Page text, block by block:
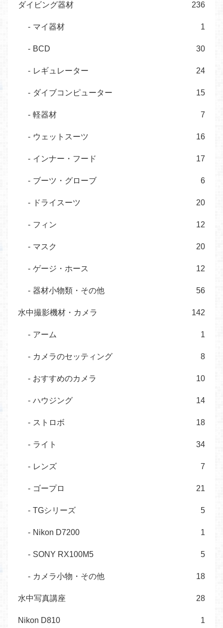
ダイビング器材 236
マイ器材 1
BCD 30
レギュレーター 24
ダイブコンピューター 15
軽器材 7
ウェットスーツ 16
インナー・フード 17
ブーツ・グローブ 6
ドライスーツ 20
フィン 12
マスク 20
ゲージ・ホース 12
器材小物類・その他 56
水中撮影機材・カメラ 142
アーム 1
カメラのセッティング 8
おすすめのカメラ 10
ハウジング 14
ストロボ 18
ライト 34
レンズ 7
ゴープロ 21
TGシリーズ 5
Nikon D7200 1
SONY RX100M5 5
カメラ小物・その他 18
水中写真講座 28
Nikon D810 1